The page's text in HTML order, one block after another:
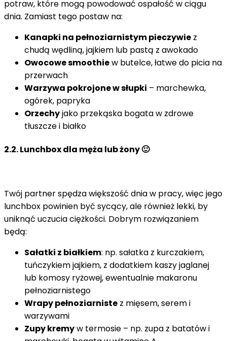
potraw, które mogą powodować ospałość w ciągu
dnia. Zamiast tego postaw na:
Kanapki na pełnoziarnistym pieczywie z
chudą wędliną, jajkiem lub pastą z awokado
Owocowe smoothiew butelce, łatwe do picia na
przerwach
Warzywa pokrojone w słupki – marchewka,
ogórek, papryka
Orzechyjako przekąska bogata w zdrowe
tłuszcze i białko
2.2. Lunchbox dla męża lub żony 🙂
Twój partner spędza większość dnia w pracy, więc jego
lunchbox powinien być sycący, ale również lekki, by
uniknąć uczucia ciężkości. Dobrym rozwiązaniem
będą:
Sałatki z białkiem: np. sałatka z kurczakiem,
tuńczykiem jajkiem, z dodatkiem kaszy jaglanej
lub komosy ryżowej, ewentualnie makaronu
pełnoziarnistego
Wrapy pełnoziarniste z mięsem, serem i
warzywami
Zupy kremyw termosie – np. zupa z batatów i